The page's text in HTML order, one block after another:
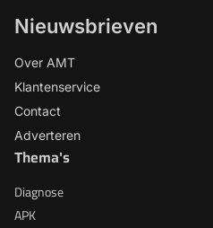
Nieuwsbrieven
Over AMT
Klantenservice
Contact
Adverteren
Thema's
Diagnose
APK